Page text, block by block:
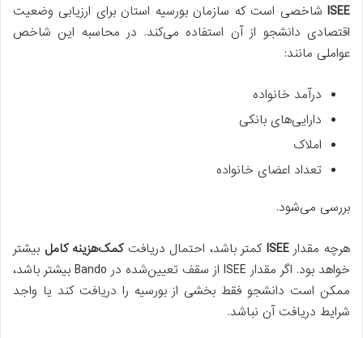
ISEE شاخصی است که سازمان بورسیه استان برای ارزیابی وضعیت
اقتصادی دانشجو از آن استفاده می‌کند. در محاسبه این شاخص
عواملی مانند:
درآمد خانواده
دارایی‌های بانکی
املاک
تعداد اعضای خانواده
بررسی می‌شود.
هرچه مقدارISEE کمتر باشد، احتمال دریافتکمک‌هزینه کامل بیشتر
خواهد بود. اگر مقدار ISEE از سقف تعیین‌شده در Bando بیشتر باشد،
ممکن است دانشجو فقط بخشی از بورسیه را دریافت کند یا واجد
شرایط دریافت آن نباشد.